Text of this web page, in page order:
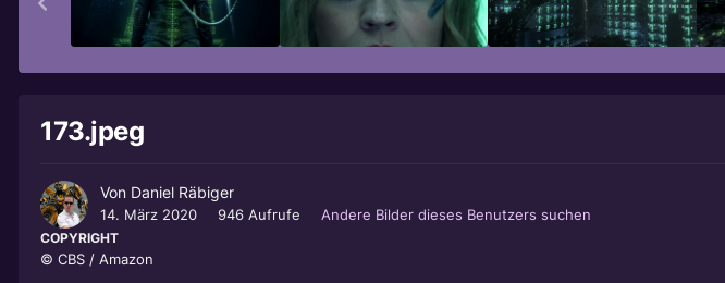
173.jpeg
Von Daniel Räbiger
14. März 2020 946 Aufrufe Andere Bilder dieses Benutzers suchen
COPYRIGHT
© CBS / Amazon